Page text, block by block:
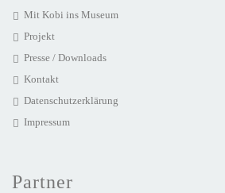
Mit Kobi ins Museum
Projekt
Presse / Downloads
Kontakt
Datenschutzerklärung
Impressum
Partner